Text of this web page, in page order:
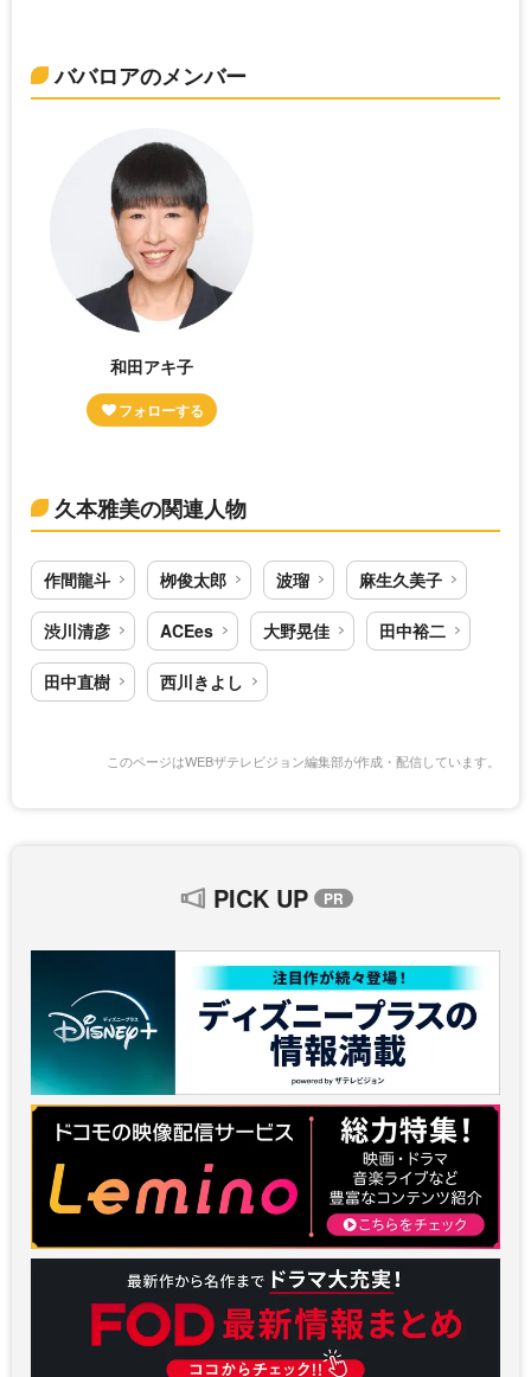
ババロアのメンバー
和田アキ子
久本雅美の関連人物
作間龍斗 栁俊太郎 波瑠 麻生久美子
渋川清彦 ACEes 大野晃佳 田中裕二
田中直樹 西川きよし
このページはWEBザテレビジョン編集部が作成・配信しています。
PICK UP